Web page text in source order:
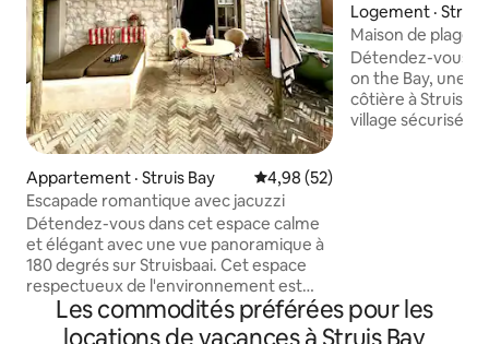
Appartement · Struis Bay Note moyenne de 4,98 sur 5,
4,98 (52)
Escapade romantique avec jacuzzi
Détendez-vous dans cet espace calme
et élégant avec une vue panoramique à
180 degrés sur Struisbaai. Cet espace
respectueux de l'environnement est
alimenté par l'énergie solaire et le gaz et
dispose de réservoirs de stockage d'eau
Logement ·
Maison de plage
jeux
Détendez-vous
on the Bay, une
côtière à
village sécurisé
notre nouvelle
table de ping-
Les commodités préférées pour les